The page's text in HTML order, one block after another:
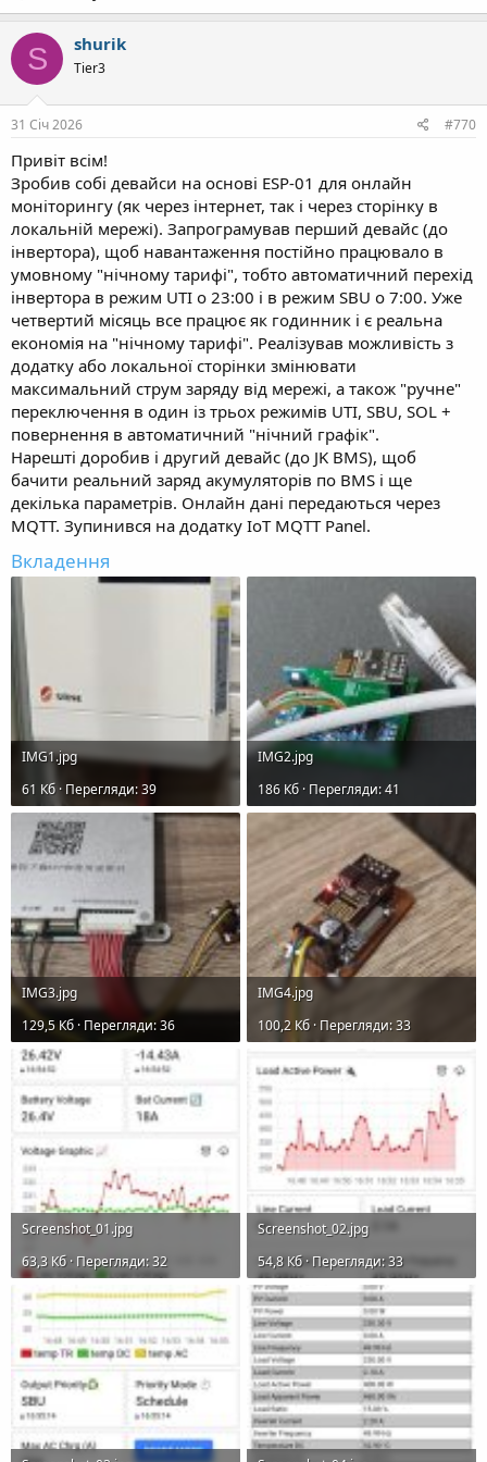
S shurik
Tier3
31 Січ 2026 #770
Привіт всім!
Зробив собі девайси на основі ESP-01 для онлайн
моніторингу (як через інтернет, так і через сторінку в
локальній мережі). Запрограмував перший девайс (до
інвертора), щоб навантаження постійно працювало в
умовному "нічному тарифі", тобто автоматичний перехід
інвертора в режим UTI о 23:00 і в режим SBU о 7:00. Уже
четвертий місяць все працює як годинник і є реальна
економія на "нічному тарифі". Реалізував можливість з
додатку або локальної сторінки змінювати
максимальний струм заряду від мережі, а також "ручне"
переключення в один із трьох режимів UTI, SBU, SOL +
повернення в автоматичний "нічний графік".
Нарешті доробив і другий девайс (до JK BMS), щоб
бачити реальний заряд акумуляторів по BMS і ще
декілька параметрів. Онлайн дані передаютьcя через
MQTT. Зупинився на додатку IoT MQTT Panel.
Вкладення
IMG1.jpg
61 Кб · Перегляди: 39
IMG2.jpg
186 Кб · Перегляди: 41
IMG3.jpg
129,5 Кб · Перегляди: 36
IMG4.jpg
100,2 Кб · Перегляди: 33
Screenshot_01.jpg
63,3 Кб · Перегляди: 32
Screenshot_02.jpg
54,8 Кб · Перегляди: 33